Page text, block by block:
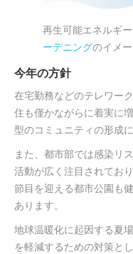
再生可能エネルギ
ーデニングのイメ
今年の方針
在宅勤務などのテレワー
住も僅かながらに着実に
型のコミュニティの形成
また、都市部では感染リ
活動が広く注目されてお
節目を迎える都市公園も
あります。
地球温暖化に起因する夏
を軽減するための対策と